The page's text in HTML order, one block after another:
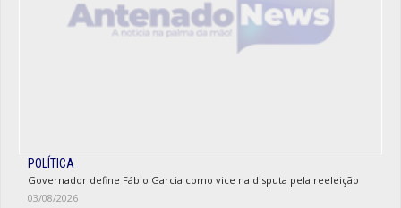
POLÍTICA
Governador define Fábio Garcia como vice na disputa pela reeleição
03/08/2026